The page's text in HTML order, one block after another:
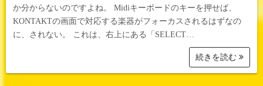
か分からないのですよね。 Midiキーボードのキーを押せば、
KONTAKTの画面で対応する楽器がフォーカスされるはずなの
に、されない。 これは、右上にある「SELECT…
続きを読む